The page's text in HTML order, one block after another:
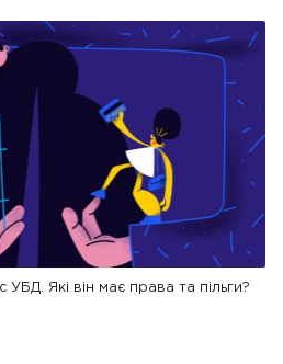
УБД. Які він має права та пільги?